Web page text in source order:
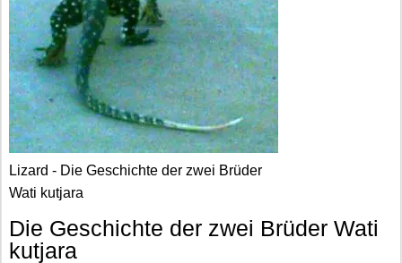
Lizard - Die Geschichte der zwei Brüder
Wati kutjara
Die Geschichte der zwei Brüder Wati
kutjara